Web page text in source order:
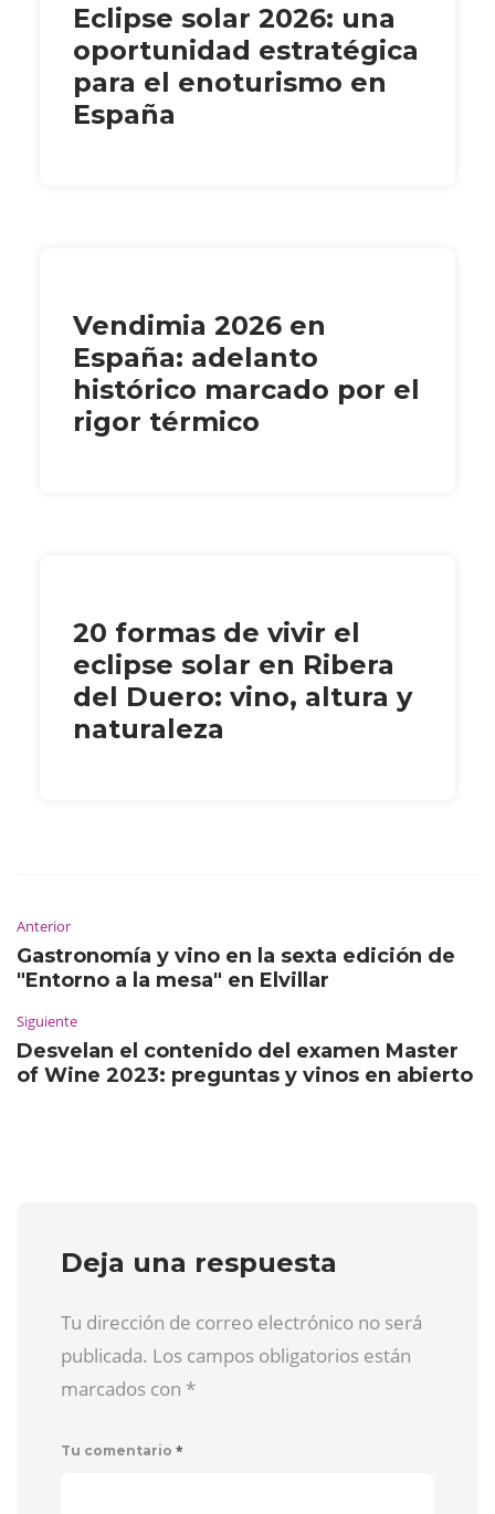
Eclipse solar 2026: una
oportunidad estratégica
para el enoturismo en
España
Vendimia 2026 en
España: adelanto
histórico marcado por el
rigor térmico
20 formas de vivir el
eclipse solar en Ribera
del Duero: vino, altura y
naturaleza
Anterior
Gastronomía y vino en la sexta edición de
"Entorno a la mesa" en Elvillar
Siguiente
Desvelan el contenido del examen Master
of Wine 2023: preguntas y vinos en abierto
Deja una respuesta
Tu dirección de correo electrónico no será
publicada. Los campos obligatorios están
marcados con *
Tu comentario *